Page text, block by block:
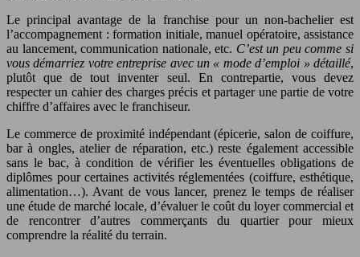
Le principal avantage de la franchise pour un non-bachelier est
l’accompagnement : formation initiale, manuel opératoire, assistance
au lancement, communication nationale, etc. C’est un peu comme si
vous démarriez votre entreprise avec un « mode d’emploi » détaillé,
plutôt que de tout inventer seul. En contrepartie, vous devez
respecter un cahier des charges précis et partager une partie de votre
chiffre d’affaires avec le franchiseur.
Le commerce de proximité indépendant (épicerie, salon de coiffure,
bar à ongles, atelier de réparation, etc.) reste également accessible
sans le bac, à condition de vérifier les éventuelles obligations de
diplômes pour certaines activités réglementées (coiffure, esthétique,
alimentation…). Avant de vous lancer, prenez le temps de réaliser
une étude de marché locale, d’évaluer le coût du loyer commercial et
de rencontrer d’autres commerçants du quartier pour mieux
comprendre la réalité du terrain.